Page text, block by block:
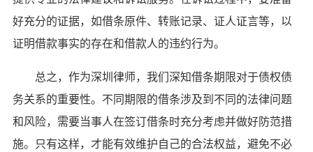
好充分的证据，如借条原件、转账记录、证人证言等，以
证明借款事实的存在和借款人的违约行为。
总之，作为深圳律师，我们深知借条期限对于债权债
务关系的重要性。不同期限的借条涉及到不同的法律问题
和风险，需要当事人在签订借条时充分考虑并做好防范措
施。只有这样，才能有效维护自己的合法权益，避免不必